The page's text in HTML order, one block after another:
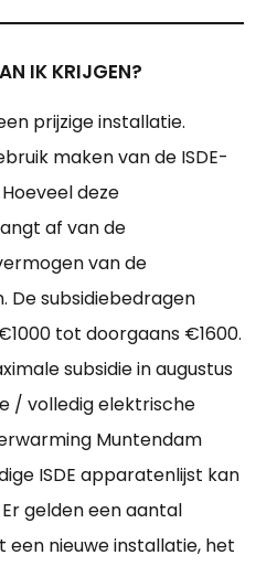
IK KRIJGEN?
prijzige installatie.
maken van de ISDE-
deze
af van de
van de
De subsidiebedragen
tot doorgaans €1600.
subsidie in augustus
/ volledig elektrische
Muntendam
ISDE apparatenlijst kan
gelden een aantal
nieuwe installatie, het